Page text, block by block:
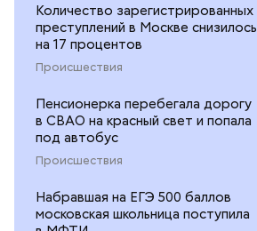
Количество зарегистрированных
преступлений в Москве снизилось
на 17 процентов
Происшествия
Пенсионерка перебегала дорогу
в СВАО на красный свет и попала
под автобус
Происшествия
Набравшая на ЕГЭ 500 баллов
московская школьница поступила